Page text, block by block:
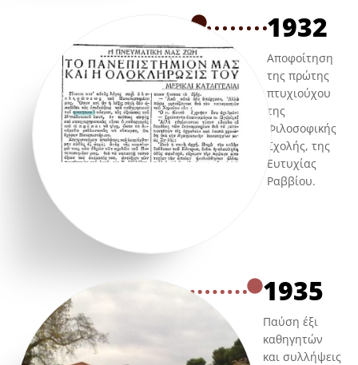
1932
Αποφοίτηση
της πρώτης
πτυχιούχου
της
Φιλοσοφικής
Σχολής, της
Ευτυχίας
Ραββίου.
1935
Παύση έξι
καθηγητών
και συλλήψεις